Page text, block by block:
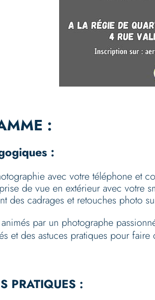
:
:
avec votre téléphone et
de vue en extérieur avec votre
des cadrages et retouches photo
par un photographe
et des astuces pratiques pour
PRATIQUES :